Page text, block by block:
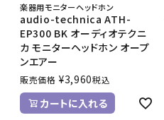
楽器用モニターヘッドホン
audio-technica ATH-
EP300 BK オーディオテクニ
カ モニターヘッドホン オープ
ンエアー
販売価格 ¥3,960税込
カートに入れる